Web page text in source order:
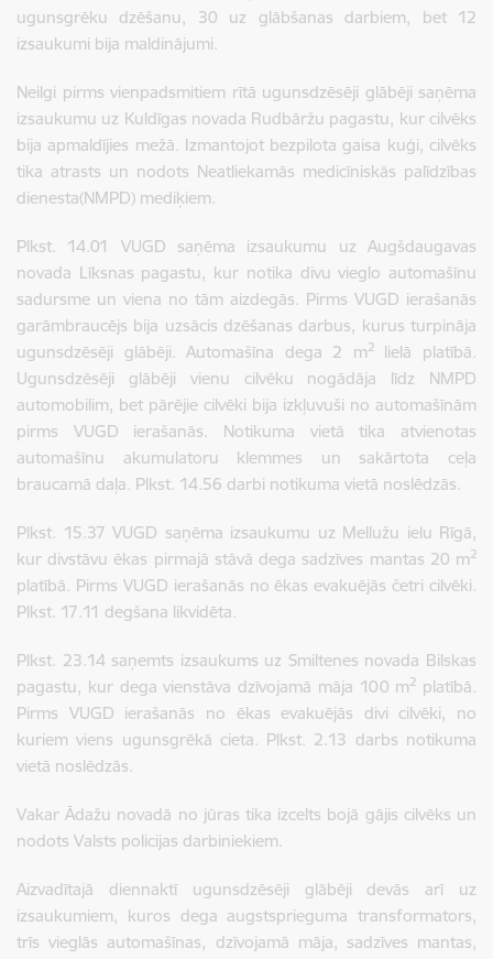
ugunsgrēku dzēšanu, 30 uz glābšanas darbiem, bet 12
izsaukumi bija maldinājumi.
Neilgi pirms vienpadsmitiem rītā ugunsdzēsēji glābēji saņēma
izsaukumu uz Kuldīgas novada Rudbāržu pagastu, kur cilvēks
bija apmaldījies mežā. Izmantojot bezpilota gaisa kuģi, cilvēks
tika atrasts un nodots Neatliekamās medicīniskās palīdzības
dienesta(NMPD) mediķiem.
Plkst. 14.01 VUGD saņēma izsaukumu uz Augšdaugavas
novada Līksnas pagastu, kur notika divu vieglo automašīnu
sadursme un viena no tām aizdegās. Pirms VUGD ierašanās
garāmbraucējs bija uzsācis dzēšanas darbus, kurus turpināja
ugunsdzēsēji glābēji. Automašīna dega 2 m2lielā platībā.
Ugunsdzēsēji glābēji vienu cilvēku nogādāja līdz NMPD
automobilim, bet pārējie cilvēki bija izkļuvuši no automašīnām
pirms VUGD ierašanās. Notikuma vietā tika atvienotas
automašīnu akumulatoru klemmes un sakārtota ceļa
braucamā daļa. Plkst. 14.56 darbi notikuma vietā noslēdzās.
Plkst. 15.37 VUGD saņēma izsaukumu uz Mellužu ielu Rīgā,
kur divstāvu ēkas pirmajā stāvā dega sadzīves mantas 20 m2
platībā. Pirms VUGD ierašanās no ēkas evakuējās četri cilvēki.
Plkst. 17.11 degšana likvidēta.
Plkst. 23.14 saņemts izsaukums uz Smiltenes novada Bilskas
pagastu, kur dega vienstāva dzīvojamā māja 100 m2 platībā.
Pirms VUGD ierašanās no ēkas evakuējās divi cilvēki, no
kuriem viens ugunsgrēkā cieta. Plkst. 2.13 darbs notikuma
vietā noslēdzās.
Vakar Ādažu novadā no jūras tika izcelts bojā gājis cilvēks un
nodots Valsts policijas darbiniekiem.
Aizvadītajā diennaktī ugunsdzēsēji glābēji devās arī uz
izsaukumiem, kuros dega augstsprieguma transformators,
trīs vieglās automašīnas, dzīvojamā māja, sadzīves mantas,